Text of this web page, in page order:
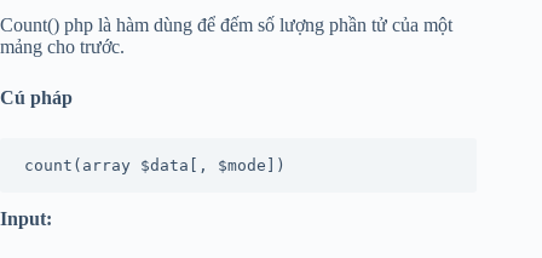
Count() php là hàm dùng để đếm số lượng phần tử của một
mảng cho trước.
Cú pháp
count(array $data[, $mode])
Input: